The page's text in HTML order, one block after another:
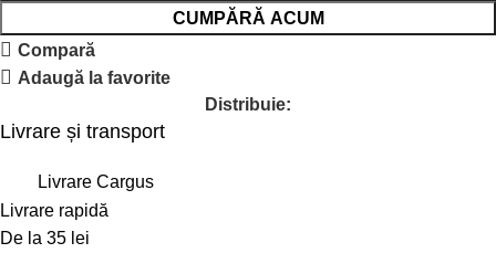
CUMPĂRĂ ACUM
Compară
Adaugă la favorite
Distribuie:
Livrare și transport
Livrare Cargus
Livrare rapidă
De la 35 lei